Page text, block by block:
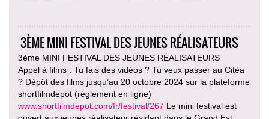
3ÈME MINI FESTIVAL DES JEUNES RÉALISATEURS
3ème MINI FESTIVAL DES JEUNES RÉALISATEURS
Appel à films : Tu fais des vidéos ? Tu veux passer au Citéa
? Dépôt des films jusqu’au 20 octobre 2024 sur la plateforme
shortfilmdepot (règlement en ligne)
www.shortfilmdepot.com/fr/festival/267 Le mini festival est